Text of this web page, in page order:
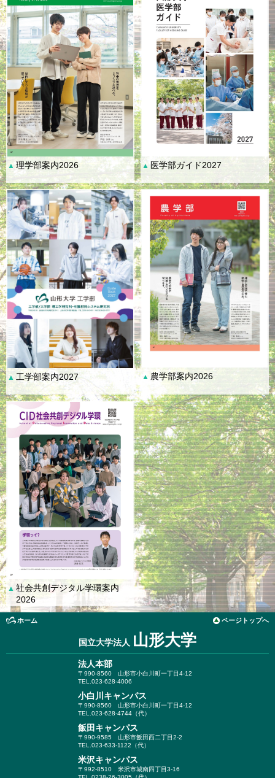
▲理学部案内2026 ▲ 医学部ガイド2027
▲ 工学部案内2027 ▲ 農学部案内2026
▲ 社会共創デジタル学環案内
2026
ホーム ページトップへ
国立大学法人 山形大学
法人本部
〒990-8560 山形市小白川町一丁目4-12
TEL.023-628-4006
小白川キャンパス
〒990-8560 山形市小白川町一丁目4-12
TEL.023-628-4744（代）
飯田キャンパス
〒990-9585 山形市飯田西二丁目2-2
TEL.023-633-1122（代）
米沢キャンパス
〒992-8510 米沢市城南四丁目3-16